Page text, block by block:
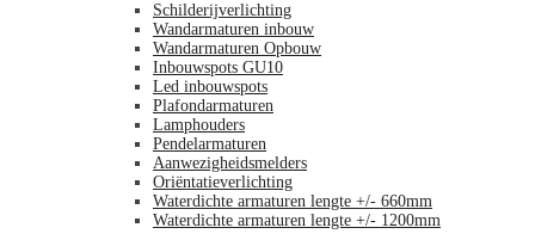
Schilderijverlichting
Wandarmaturen inbouw
Wandarmaturen Opbouw
Inbouwspots GU10
Led inbouwspots
Plafondarmaturen
Lamphouders
Pendelarmaturen
Aanwezigheidsmelders
Oriëntatieverlichting
Waterdichte armaturen lengte +/- 660mm
Waterdichte armaturen lengte +/- 1200mm